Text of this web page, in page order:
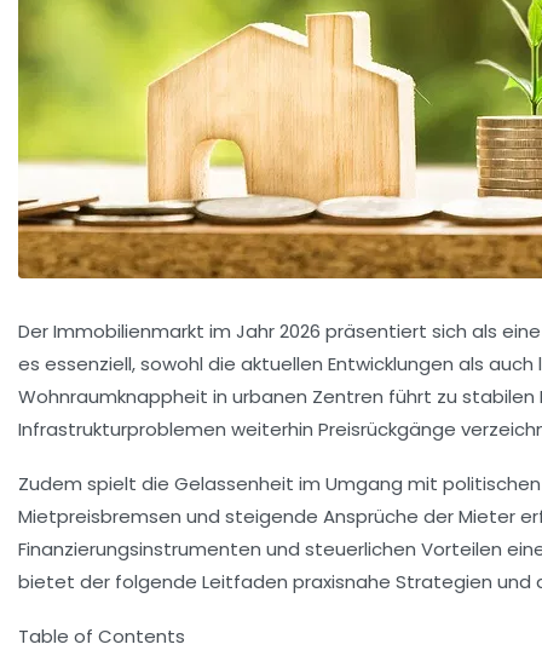
Der Immobilienmarkt im Jahr 2026 präsentiert sich als
es essenziell, sowohl die aktuellen Entwicklungen als
Wohnraumknappheit in urbanen Zentren führt zu
Infrastrukturproblemen weiterhin Preisrückgänge
Zudem spielt die Gelassenheit im Umgang mit
Mietpreisbremsen und steigende Ansprüche der Mieter
Finanzierungsinstrumenten und steuerlichen Vorteilen
bietet der folgende Leitfaden praxisnahe Strategien und
Table of Contents